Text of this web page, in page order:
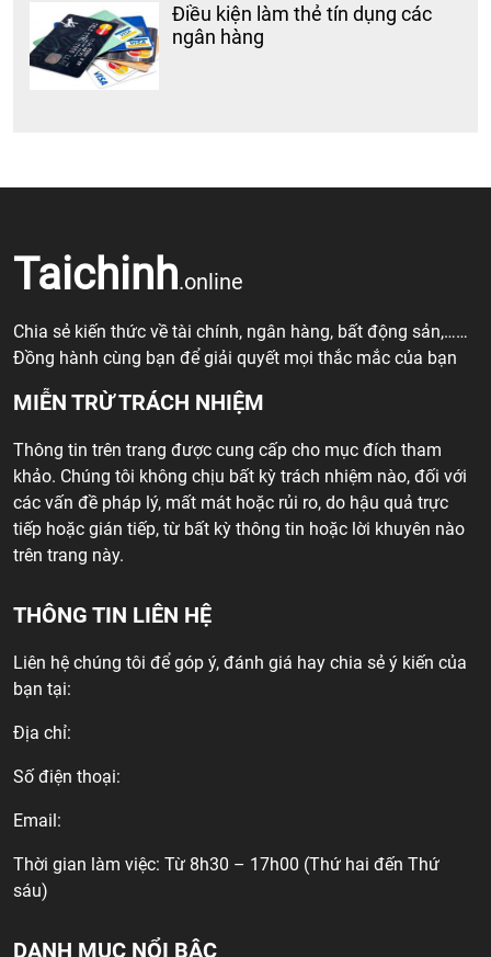
Điều kiện làm thẻ tín dụng các
ngân hàng
Taichinh.online
Chia sẻ kiến thức về tài chính, ngân hàng, bất động sản,……
Đồng hành cùng bạn để giải quyết mọi thắc mắc của bạn
MIỄN TRỪ TRÁCH NHIỆM
Thông tin trên trang được cung cấp cho mục đích tham
khảo. Chúng tôi không chịu bất kỳ trách nhiệm nào, đối với
các vấn đề pháp lý, mất mát hoặc rủi ro, do hậu quả trực
tiếp hoặc gián tiếp, từ bất kỳ thông tin hoặc lời khuyên nào
trên trang này.
THÔNG TIN LIÊN HỆ
Liên hệ chúng tôi để góp ý, đánh giá hay chia sẻ ý kiến của
bạn tại:
Địa chỉ:
Số điện thoại:
Email:
Thời gian làm việc: Từ 8h30 – 17h00 (Thứ hai đến Thứ
sáu)
DANH MỤC NỔI BẬC